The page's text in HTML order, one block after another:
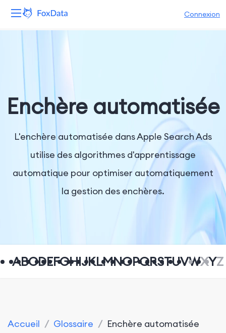
Connexion
Solutions
Ressources
Tarifs
Entreprise
Enchère automatisée
L'enchère automatisée dans Apple Search Ads
utilise des algorithmes d'apprentissage
automatique pour optimiser automatiquement
la gestion des enchères.
ABCDEFGHIJKLMNOPQRSTUVWXYZ
Accueil / Glossaire / Enchère automatisée